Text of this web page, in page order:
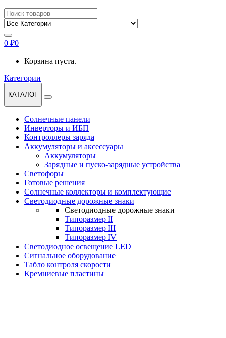
Найти:
0 ₽0
Корзина пуста.
Категории
КАТАЛОГ
Солнечные панели
Инверторы и ИБП
Контроллеры заряда
Аккумуляторы и аксессуары
Аккумуляторы
Зарядные и пуско-зарядные устройства
Светофоры
Готовые решения
Солнечные коллекторы и комплектующие
Светодиодные дорожные знаки
Светодиодные дорожные знаки
Типоразмер II
Типоразмер III
Типоразмер IV
Светодиодное освещение LED
Сигнальное оборудование
Табло контроля скорости
Кремниевые пластины